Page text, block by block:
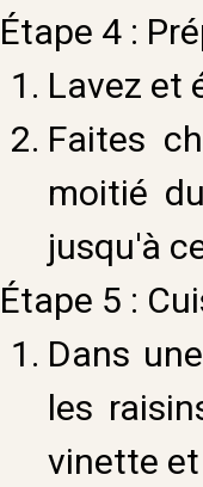
Étape 4 :
Lavez et
Faites
moitié
jusqu'à
Étape 5 :
Dans
les
vinette